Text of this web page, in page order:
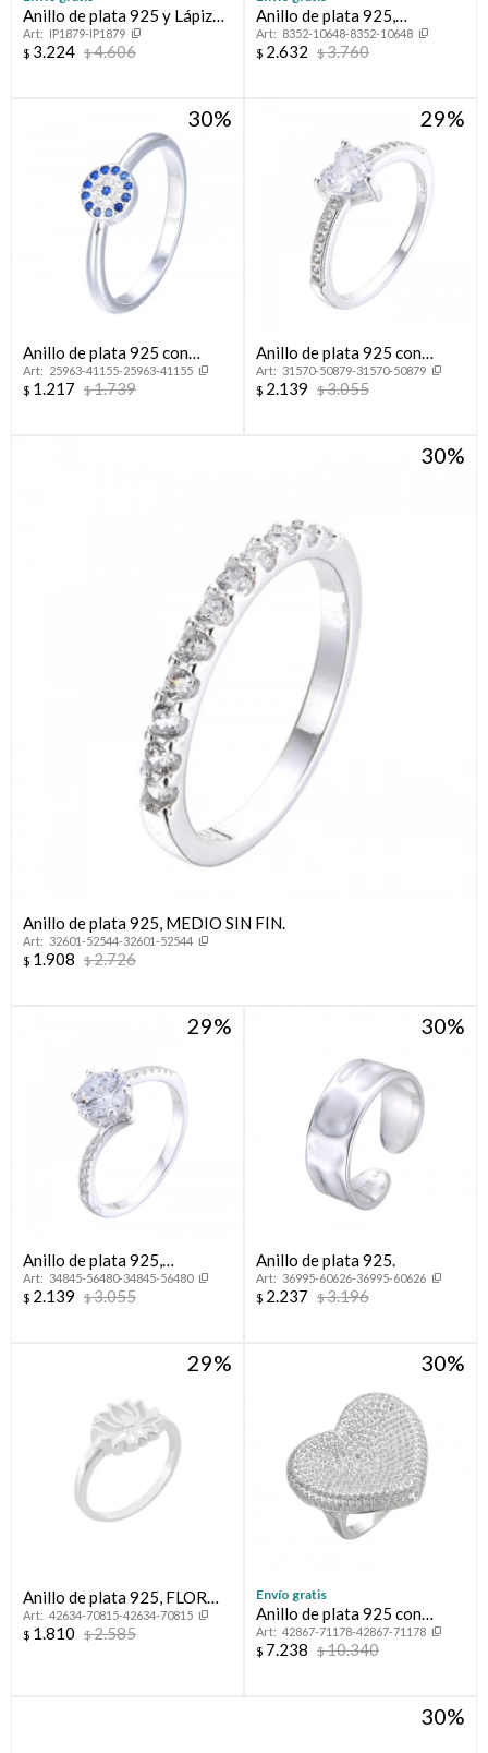
Anillo de plata 925 y Lápiz
LázuliIP1879-IP1879
$ 3.224 $4.606
Anillo de plata 925,
CINTILLO.
8352-10648-8352-10648
$ 2.632 $3.760
30
Anillo de plata 925 con
circonias, OJO TURCO.
25963-41155-25963-41155
$ 1.217 $1.739
29
Anillo de plata 925 con
circonias, CINTILLO.
31570-50879-31570-50879
$ 2.139 $3.055
30
Anillo de plata 925, MEDIO SIN FIN.
32601-52544-32601-52544
$ 1.908 $2.726
29
Anillo de plata 925,
CINTILLO.
34845-56480-34845-56480
$ 2.139 $3.055
30
Anillo de plata 925.
36995-60626-36995-60626
$ 2.237 $3.196
29
Anillo de plata 925, FLOR
DE LOTO.
42634-70815-42634-70815
$ 1.810 $2.585
30
Envío gratis
Anillo de plata 925 con
circonias, CORAZON.
42867-71178-42867-71178
$ 7.238 $10.340
30